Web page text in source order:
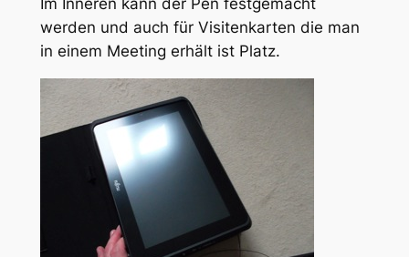
Im Inneren kann der Pen festgemacht
werden und auch für Visitenkarten die man
in einem Meeting erhält ist Platz.